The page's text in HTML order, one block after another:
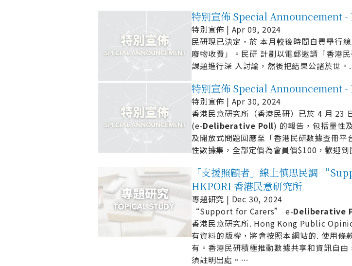
特別宣佈 Special Announcement -
特別宣佈 | Apr 09, 2024
民研現已決定，於 本月較後時間自費舉行
廢物收費」。民研 計劃以電郵邀請「香港
課題進行深 入討論，然後把結果公諸於世。.
特別宣佈 Special Announcement -
特別宣佈 | Apr 30, 2024
香港民意研究所（香港民研）已於 4 月 23
(e-Deliberative Poll) 的報告，包括量性
及開放式問題回應至「香港民研數據查冊
性數據集，全部定價為會員價$100，歡迎
「支援照顧者」線上慎思民調
HKPORI 香港民意研究所
專題研究 | Dec 30, 2024
“Support for Carers” e-Deliberative
香港民意研究所. Hong Kong Public
有資料的版權，將會按照本網站的. 使用
有。香港民研積極推動數據共享和資訊自
須註明出處。 …